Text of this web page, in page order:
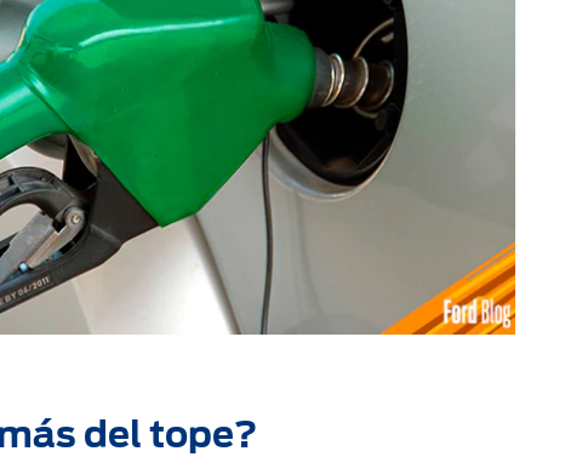
del tope?